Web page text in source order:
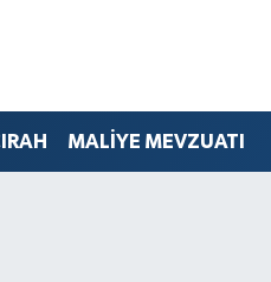
MALİYE MEVZUATI